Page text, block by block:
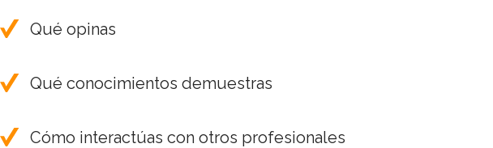
Qué opinas
Qué conocimientos demuestras
Cómo interactúas con otros profesionales